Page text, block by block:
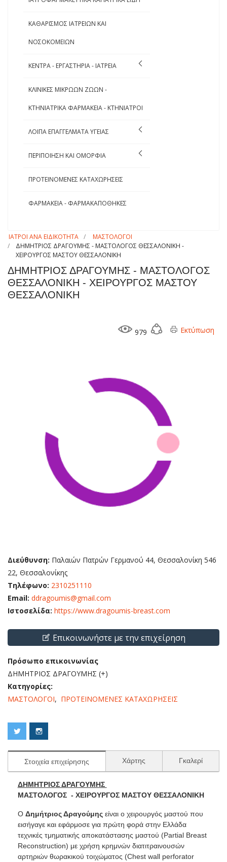
ΚΑΘΑΡΙΣΜΟΣ ΙΑΤΡΕΙΩΝ ΚΑΙ
ΝΟΣΟΚΟΜΕΙΩΝ
ΚΕΝΤΡΑ - ΕΡΓΑΣΤΗΡΙΑ - ΙΑΤΡΕΙΑ
ΚΛΙΝΙΚΕΣ ΜΙΚΡΩΩΝ ΖΩΩΝ -
ΚΤΗΝΙΑΤΡΙΚΑ ΦΑΡΜΑΚΕΙΑ - ΚΤΗΝΙΑΤΡΟΙ
ΛΟΙΠΑ ΕΠΑΓΓΕΛΜΑΤΑ ΥΓΕΙΑΣ
ΠΕΡΙΠΟΙΗΣΗ ΚΑΙ ΟΜΟΡΦΙΑ
ΠΡΟΤΕΙΝΟΜΕΝΕΣ ΚΑΤΑΧΩΡΗΣΕΙΣ
ΦΑΡΜΑΚΕΙΑ - ΦΑΡΜΑΚΑΠΟΘΗΚΕΣ
ΙΑΤΡΟΙ ΑΝΑ ΕΙΔΙΚΟΤΗΤΑ
ΜΑΣΤΟΛΟΓΟΙ
ΔΗΜΗΤΡΙΟΣ ΔΡΑΓΟΥΜΗΣ - ΜΑΣΤΟΛΟΓΟΣ ΘΕΣΣΑΛΟΝΙΚΗ -
ΧΕΙΡΟΥΡΓΟΣ ΜΑΣΤΟΥ ΘΕΣΣΑΛΟΝΙΚΗ
ΔΗΜΗΤΡΙΟΣ ΔΡΑΓΟΥΜΗΣ - ΜΑΣΤΟΛΟΓΟΣ
ΘΕΣΣΑΛΟΝΙΚΗ - ΧΕΙΡΟΥΡΓΟΣ ΜΑΣΤΟΥ
ΘΕΣΣΑΛΟΝΙΚΗ
979 Εκτύπωση
Διεύθυνση: Παλαιών Πατρών Γερμανού 44, Θεσσαλονίκη 546
22, Θεσσαλονίκης
Τηλέφωνο: 2310251110
Email: ddragoumis@gmail.com
Ιστοσελίδα: https://www.dragoumis-breast.com
Επικοινωνήστε με την επιχείρηση
Πρόσωπο επικοινωνίας
ΔΗΜΗΤΡΙΟΣ ΔΡΑΓΟΥΜΗΣ (+)
Κατηγορίες:
ΜΑΣΤΟΛΟΓΟΙ, ΠΡΟΤΕΙΝΟΜΕΝΕΣ ΚΑΤΑΧΩΡΗΣΕΙΣ
Στοιχεία επιχείρησης Χάρτης Γκαλερί
ΔΗΜΗΤΡΙΟΣ ΔΡΑΓΟΥΜΗΣ
ΜΑΣΤΟΛΟΓΟΣ - ΧΕΙΡΟΥΡΓΟΣ ΜΑΣΤΟΥ ΘΕΣΣΑΛΟΝΙΚΗ
Ο Δημήτριος Δραγούμηςείναι ο χειρουργός μαστού που
εισήγαγε και εφάρμοσε για πρώτη φορά στην Ελλάδα
τεχνικές τμηματικής αποκατάστασης μαστού (Partial Breast
Reconstruction) με χρήση κρημνών διατιτραινουσών
αρτηριών θωρακικού τοιχώματος (Chest wall perforator